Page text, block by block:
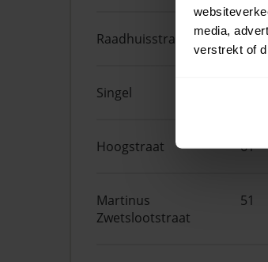
media,
verstrekt of
Raadhuisstraat 24
Singel
Hoogstraat 61
Martinus
Zwetslootstraat
51